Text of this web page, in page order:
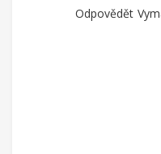
Odpovědět